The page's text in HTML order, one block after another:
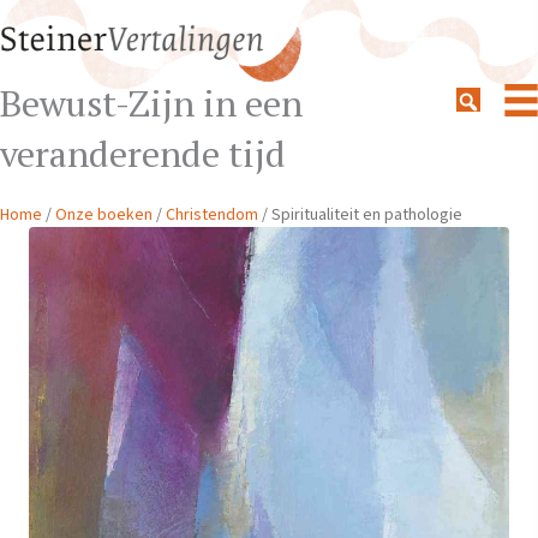
Bewust-Zijn in een
veranderende tijd
Home /Onze boeken /Christendom / Spiritualiteit en pathologie